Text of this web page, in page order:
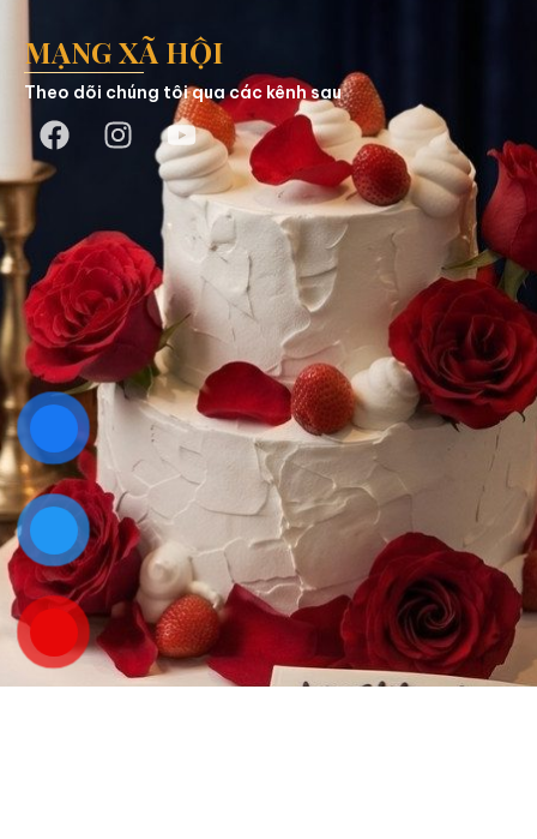
MẠNG XÃ HỘI
Theo dõi chúng tôi qua các kênh sau